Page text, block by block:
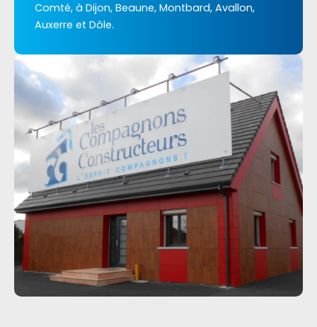
Comté, à Dijon, Beaune, Montbard, Avallon,
Auxerre et Dôle.